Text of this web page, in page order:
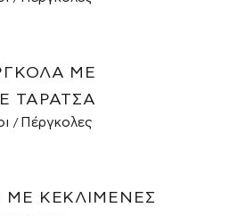
ΜΕ
ΤΑΡΆΤΣΑ
Πέργκολες
ΜΕ ΚΕΚΛΙΜΈΝΕΣ